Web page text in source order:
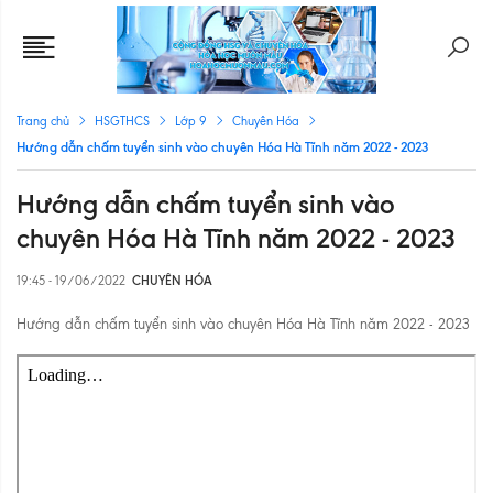
Trang chủ HSGTHCS Lớp 9 Chuyên Hóa
Hướng dẫn chấm tuyển sinh vào chuyên Hóa Hà Tĩnh năm 2022 - 2023
Hướng dẫn chấm tuyển sinh vào
chuyên Hóa Hà Tĩnh năm 2022 - 2023
19:45 - 19/06/2022 CHUYÊN HÓA
Hướng dẫn chấm tuyển sinh vào chuyên Hóa Hà Tĩnh năm 2022 - 2023